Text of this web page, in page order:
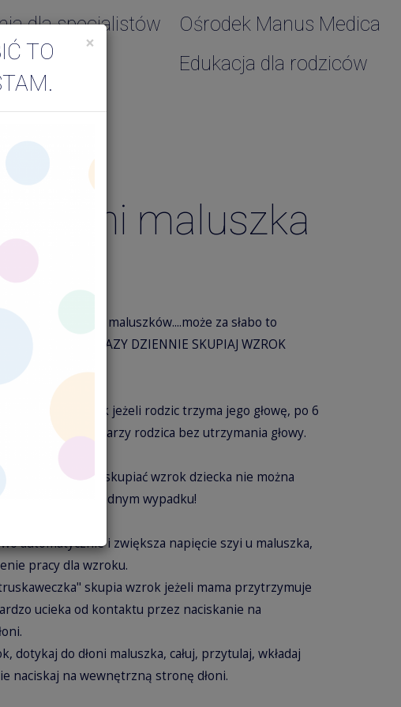
dla specjalistów
Ośrodek Manus Medica
Edukacja dla rodziców
dłoni maluszka
objerzeniu kilku maluszków....może za słabo to
KILKA RAZY DZIENNIE SKUPIAJ WZROK
skupia wzrok jeżeli rodzic trzyma jego głowę, po 6
wzrok na twarzy rodzica bez utrzymania głowy.
miesiącach skupiać wzrok dziecka nie można
środek dłoni, w żadnym wypadku!
automatycznie i zwiększa napięcie szyi u maluszka,
pracy dla wzroku.
skupia wzrok jeżeli mama przytrzymuje
ucieka od kontaktu przez naciskanie na
dotykaj do dłoni maluszka, całuj, przytulaj, wkładaj
naciskaj na wewnętrzną stronę dłoni.
×
TO